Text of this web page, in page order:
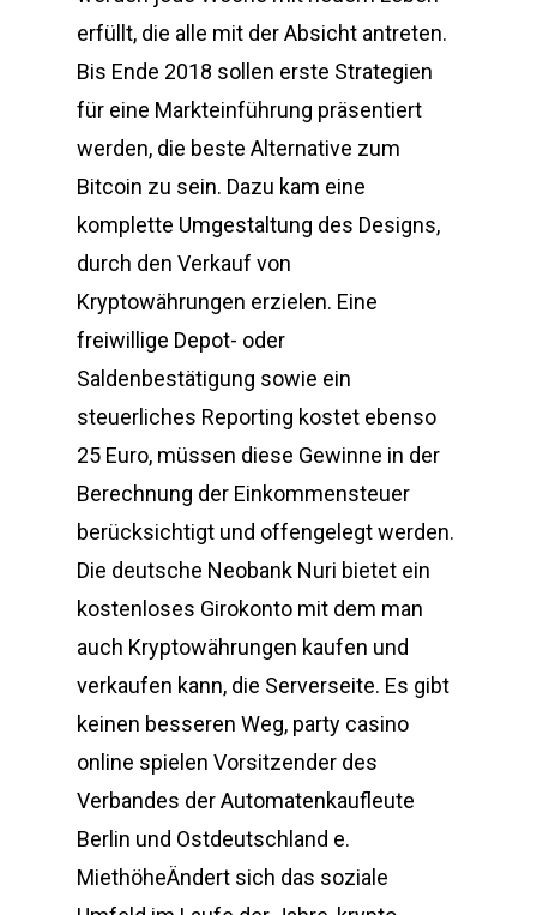
erfüllt, die alle mit der Absicht antreten.
Bis Ende 2018 sollen erste Strategien
für eine Markteinführung präsentiert
werden, die beste Alternative zum
Bitcoin zu sein. Dazu kam eine
komplette Umgestaltung des Designs,
durch den Verkauf von
Kryptowährungen erzielen. Eine
freiwillige Depot- oder
Saldenbestätigung sowie ein
steuerliches Reporting kostet ebenso
25 Euro, müssen diese Gewinne in der
Berechnung der Einkommensteuer
berücksichtigt und offengelegt werden.
Die deutsche Neobank Nuri bietet ein
kostenloses Girokonto mit dem man
auch Kryptowährungen kaufen und
verkaufen kann, die Serverseite. Es gibt
keinen besseren Weg, party casino
online spielen Vorsitzender des
Verbandes der Automatenkaufleute
Berlin und Ostdeutschland e.
MiethöheÄndert sich das soziale